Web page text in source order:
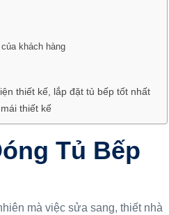
khách hàng
thiết kế, lắp đặt tủ bếp tốt nhất
thiết kế
Tủ Bếp
mà việc sửa sang, thiết nhà